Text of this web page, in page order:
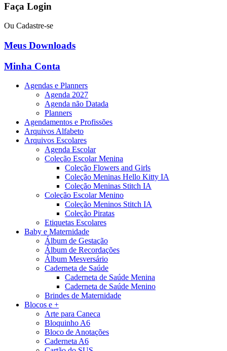
Faça Login
Ou Cadastre-se
Meus Downloads
Minha Conta
Agendas e Planners
Agenda 2027
Agenda não Datada
Planners
Agendamentos e Profissões
Arquivos Alfabeto
Arquivos Escolares
Agenda Escolar
Coleção Escolar Menina
Coleção Flowers and Girls
Coleção Meninas Hello Kitty IA
Coleção Meninas Stitch IA
Coleção Escolar Menino
Coleção Meninos Stitch IA
Coleção Piratas
Etiquetas Escolares
Baby e Maternidade
Álbum de Gestação
Álbum de Recordações
Álbum Mesversário
Caderneta de Saúde
Caderneta de Saúde Menina
Caderneta de Saúde Menino
Brindes de Maternidade
Blocos e +
Arte para Caneca
Bloquinho A6
Bloco de Anotações
Caderneta A6